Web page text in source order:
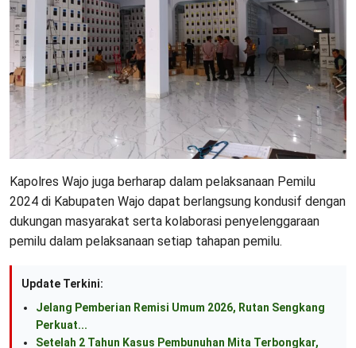
Kapolres Wajo juga berharap dalam pelaksanaan Pemilu
2024 di Kabupaten Wajo dapat berlangsung kondusif dengan
dukungan masyarakat serta kolaborasi penyelenggaraan
pemilu dalam pelaksanaan setiap tahapan pemilu.
Update Terkini:
Jelang Pemberian Remisi Umum 2026, Rutan Sengkang
Perkuat...
Setelah 2 Tahun Kasus Pembunuhan Mita Terbongkar,